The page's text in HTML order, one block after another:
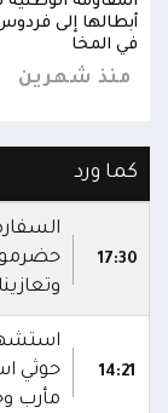
أبطالها إلى
في المخا
منذ شهرين
كما ورد
17:30
14:21
حوثي
مأرب